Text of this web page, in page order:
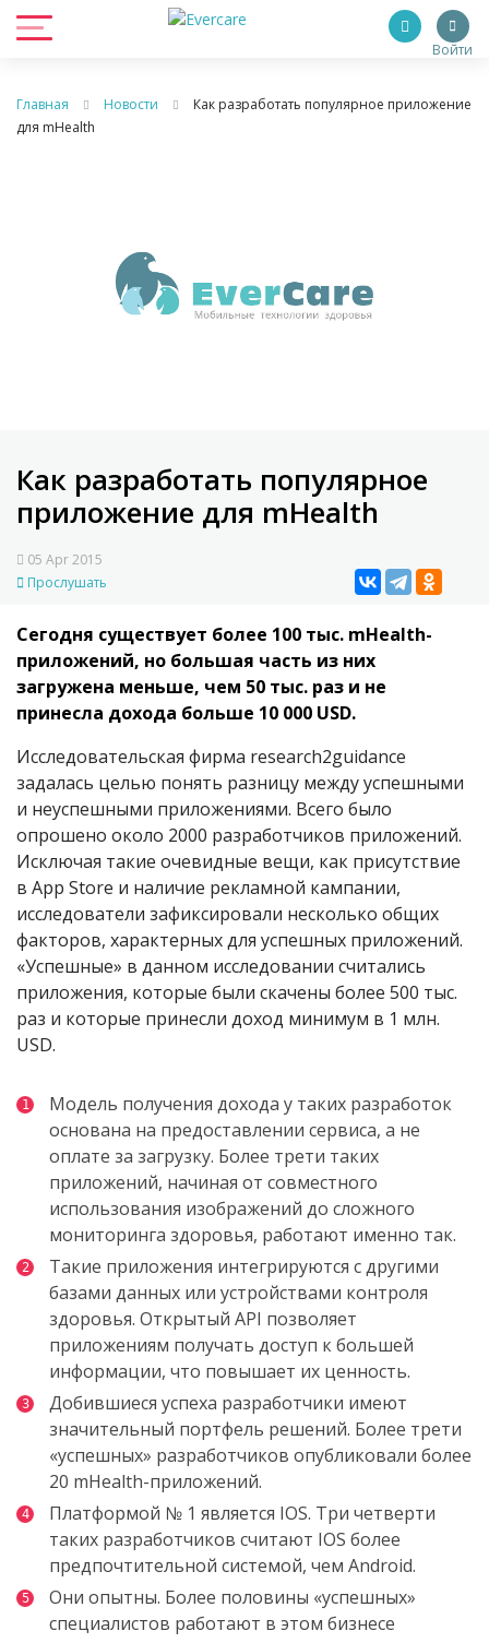
Войти
Главная Новости
Как разработать популярное приложение
для mHealth
Как разработать популярное
приложение для mHealth
05 Apr 2015
Прослушать
Сегодня существует более 100 тыс. mHealth-
приложений, но большая часть из них
загружена меньше, чем 50 тыс. раз и не
принесла дохода больше 10 000 USD.
Исследовательская фирма research2guidance
задалась целью понять разницу между успешными
и неуспешными приложениями. Всего было
опрошено около 2000 разработчиков приложений.
Исключая такие очевидные вещи, как присутствие
в App Store и наличие рекламной кампании,
исследователи зафиксировали несколько общих
факторов, характерных для успешных приложений.
«Успешные» в данном исследовании считались
приложения, которые были скачены более 500 тыс.
раз и которые принесли доход минимум в 1 млн.
USD.
Модель получения дохода у таких разработок
основана на предоставлении сервиса, а не
оплате за загрузку. Более трети таких
приложений, начиная от совместного
использования изображений до сложного
мониторинга здоровья, работают именно так.
Такие приложения интегрируются с другими
базами данных или устройствами контроля
здоровья. Открытый API позволяет
приложениям получать доступ к большей
информации, что повышает их ценность.
Добившиеся успеха разработчики имеют
значительный портфель решений. Более трети
«успешных» разработчиков опубликовали более
20 mHealth-приложений.
Платформой № 1 является IOS. Три четверти
таких разработчиков считают IOS более
предпочтительной системой, чем Android.
Они опытны. Более половины «успешных»
специалистов работают в этом бизнесе